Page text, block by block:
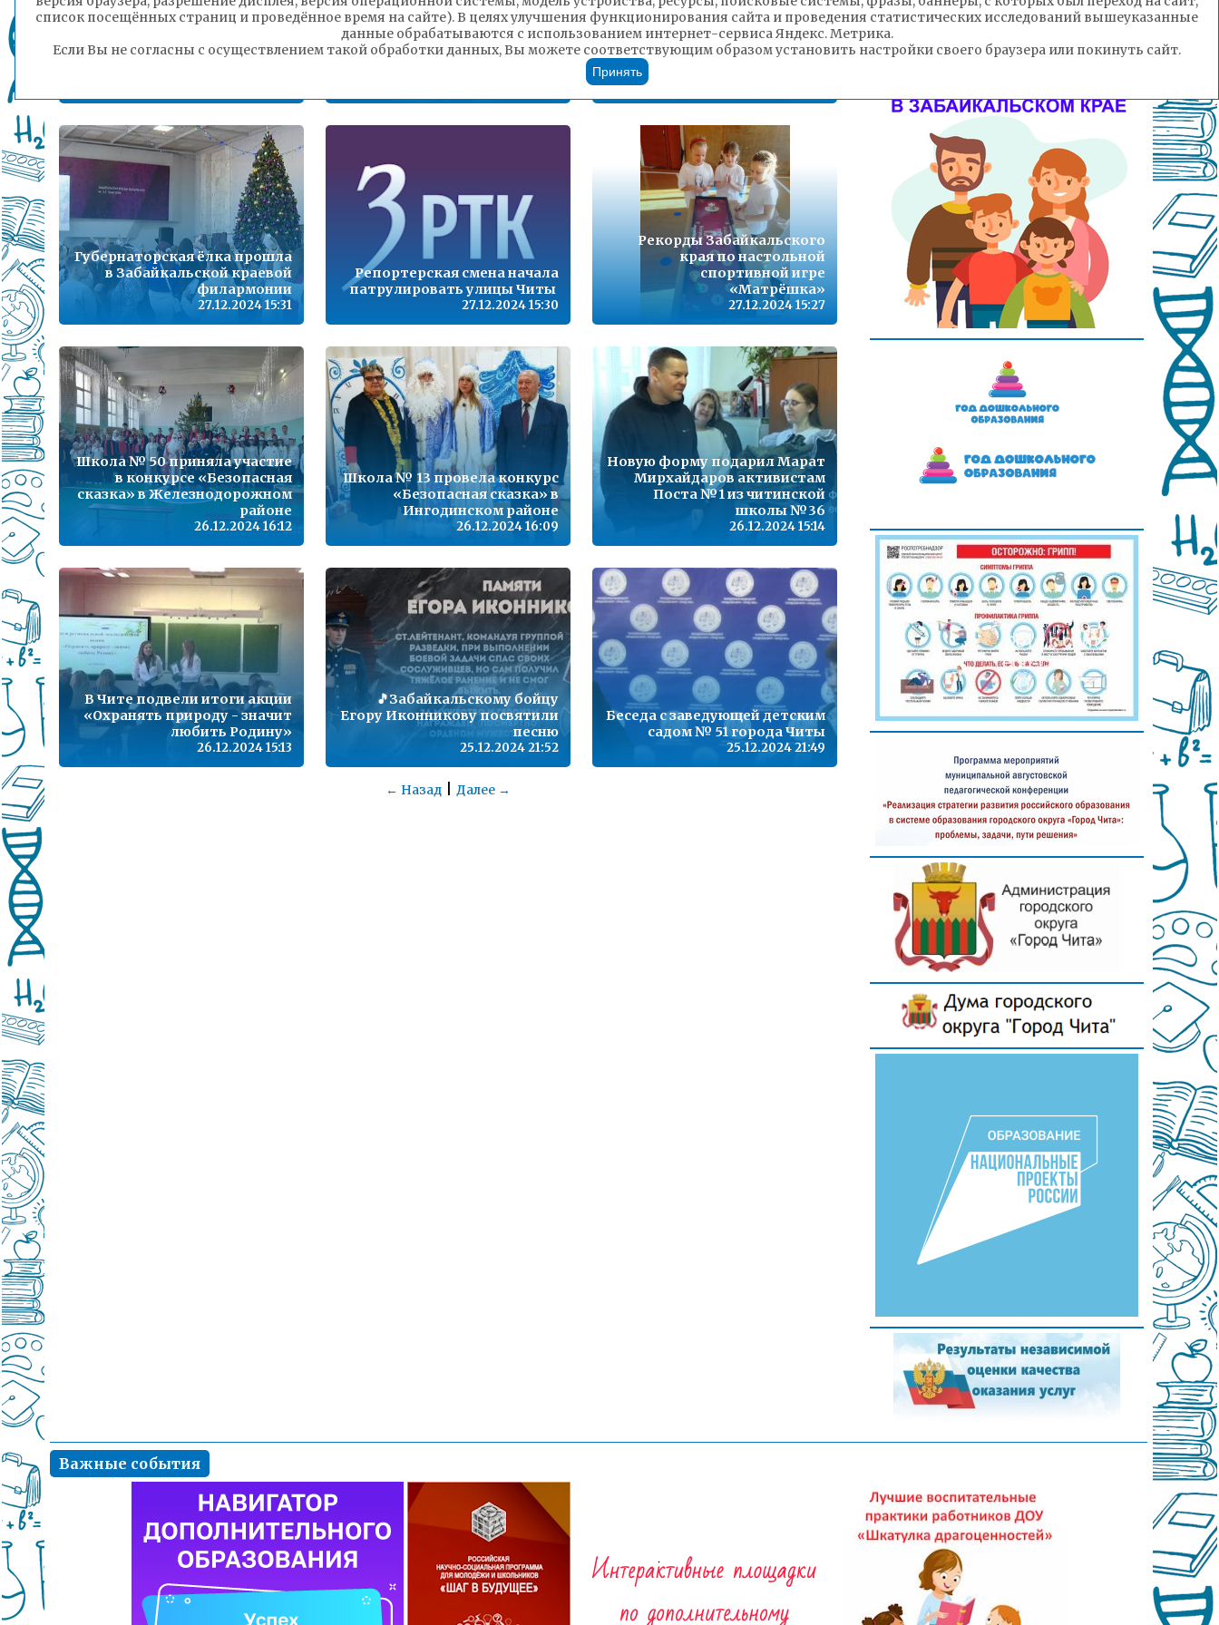
хакатона посетили
цифровой трансформации в
Госавтоинспекции вместе со
школьниками провели
профилактическую акцию
Завершился сбор подарков и
продуктов для пожилых
Губернаторская ёлка прошла
в Забайкальской краевой
филармонии
27.12.2024 15:31
Репортерская смена начала
патрулировать улицы Читы
27.12.2024 15:30
Рекорды Забайкальского
края по настольной
спортивной игре
«Матрёшка»
27.12.2024 15:27
Школа № 50 приняла участие
в конкурсе «Безопасная
сказка» в Железнодорожном
районе
26.12.2024 16:12
Школа № 13 провела конкурс
«Безопасная сказка» в
Ингодинском районе
26.12.2024 16:09
Новую форму подарил Марат
Мирхайдаров активистам
Поста №1 из читинской
школы №36
26.12.2024 15:14
В Чите подвели итоги акции
«Охранять природу - значит
любить Родину»
26.12.2024 15:13
🎵Забайкальскому бойцу
Егору Иконникову посвятили
песню
25.12.2024 21:52
Беседа с заведующей детским
садом № 51 города Читы
25.12.2024 21:49
← Назад Далее →
Важные события
список посещённых страниц и проведённое время на сайте). В целях улучшения функционирования сайта и проведения статистических исследований вышеуказанные
данные обрабатываются с использованием интернет-сервиса Яндекс. Метрика.
Если Вы не согласны с осуществлением такой обработки данных, Вы можете соответствующим образом установить настройки своего браузера или покинуть сайт.
Принять